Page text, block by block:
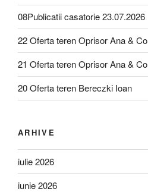
08Publicatii casatorie 23.07.2026
22 Oferta teren Oprisor Ana & Co
21 Oferta teren Oprisor Ana & Co
20 Oferta teren Bereczki Ioan
ARHIVE
iulie 2026
iunie 2026